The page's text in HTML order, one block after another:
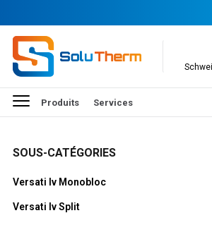
Produits Services
SOUS-CATÉGORIES
Versati Iv Monobloc
Versati Iv Split